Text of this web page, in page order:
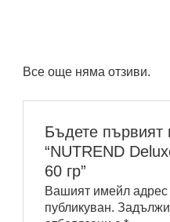
Все още няма отзиви.
Бъдете първият
“NUTREND
60 гр”
Вашият имейл
публикуван.